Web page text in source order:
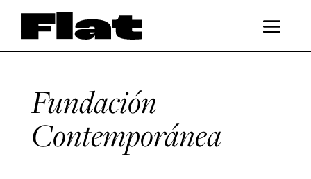
Fundación
Contemporánea